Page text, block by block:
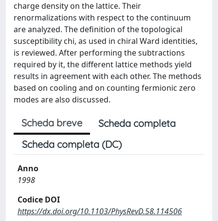
charge density on the lattice. Their
renormalizations with respect to the continuum
are analyzed. The definition of the topological
susceptibility chi, as used in chiral Ward identities,
is reviewed. After performing the subtractions
required by it, the different lattice methods yield
results in agreement with each other. The methods
based on cooling and on counting fermionic zero
modes are also discussed.
Scheda breve
Scheda completa
Scheda completa (DC)
Anno
1998
Codice DOI
https://dx.doi.org/10.1103/PhysRevD.58.114506